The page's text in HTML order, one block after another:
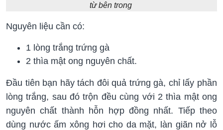
từ bên trong
Nguyên liệu cần có:
1 lòng trắng trứng gà
2 thìa mật ong nguyên chất.
Đầu tiên bạn hãy tách đôi quả trứng gà, chỉ lấy phần
lòng trắng, sau đó trộn đều cùng với 2 thìa mật ong
nguyên chất thành hỗn hợp đồng nhất. Tiếp theo
dùng nước ấm xông hơi cho da mặt, làn giãn nở lỗ